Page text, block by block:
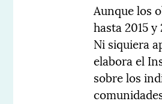
Aunque los
hasta 2015
Ni siquiera
elabora el
sobre los